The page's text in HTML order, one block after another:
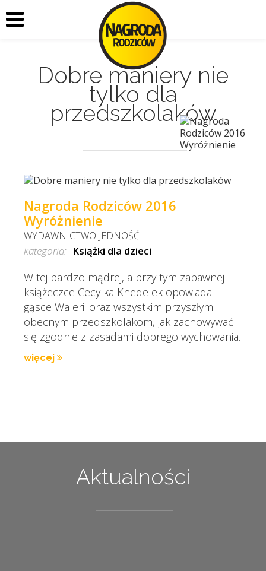
Dobre maniery nie
tylko dla
przedszkolaków
Nagroda Rodziców 2016
Wyróżnienie
WYDAWNICTWO JEDNOŚĆ
kategoria: Książki dla dzieci
W tej bardzo mądrej, a przy tym zabawnej
książeczce Cecylka Knedelek opowiada
gąsce Walerii oraz wszystkim przyszłym i
obecnym przedszkolakom, jak zachowywać
się zgodnie z zasadami dobrego wychowania.
więcej
Aktualności